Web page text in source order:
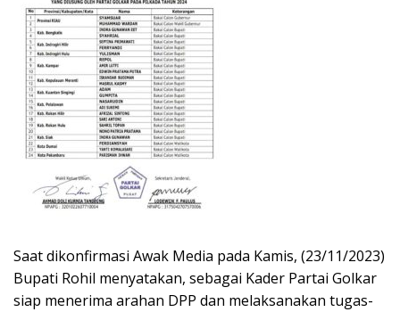
Saat dikonfirmasi Awak Media pada Kamis, (23/11/2023)
Bupati Rohil menyatakan, sebagai Kader Partai Golkar
siap menerima arahan DPP dan melaksanakan tugas-